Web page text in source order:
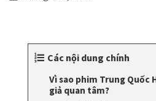
Các nội dung chính
Vì sao phim Trung Quốc
giả quan tâm?